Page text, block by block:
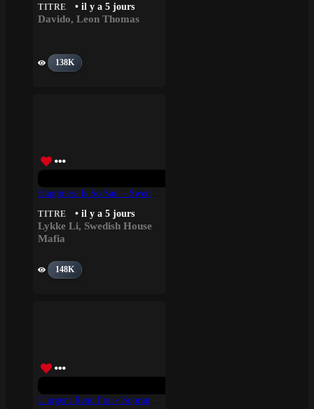
TITRE • il y a 5 jours
Davido, Leon Thomas
138K
TITRE • il y a 5 jours
Lykke Li, Swedish House
Mafia
148K